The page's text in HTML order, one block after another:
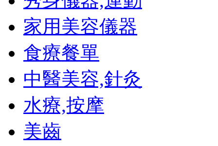
家用美容儀器
食療餐單
中醫美容,針灸
水療,按摩
美齒